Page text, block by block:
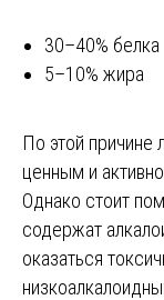
30–40% белка
5–10% жира
По этой причине
ценным и
Однако стоит
содержат
оказаться